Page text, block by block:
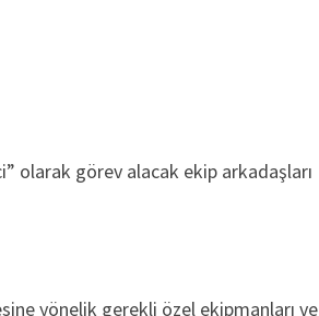
olarak görev alacak ekip arkadaşları
yönelik gerekli özel ekipmanları ve